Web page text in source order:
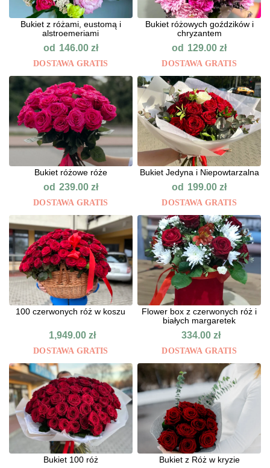
Bukiet z różami, eustomą i
alstroemeriami
od 146.00 zł
DOSTAWA GRATIS
Bukiet różowych goździków i
chryzantem
od 129.00zł
DOSTAWA GRATIS
Bukiet różowe róże
od 239.00 zł
DOSTAWA GRATIS
Bukiet Jedyna i Niepowtarzalna
od 199.00zł
DOSTAWA GRATIS
100 czerwonych róż w koszu
1,949.00zł
DOSTAWA GRATIS
Flower box z czerwonych róż i
białych margaretek
334.00zł
DOSTAWA GRATIS
Bukiet 100 róż Bukiet z Róż w kryzie